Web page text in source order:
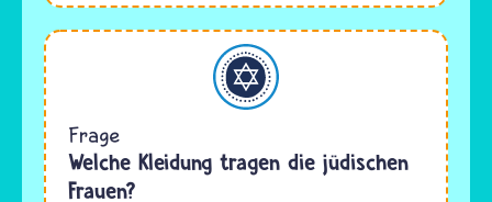
Judentum
Frage
Welche Kleidung tragen die jüdischen
Frauen?